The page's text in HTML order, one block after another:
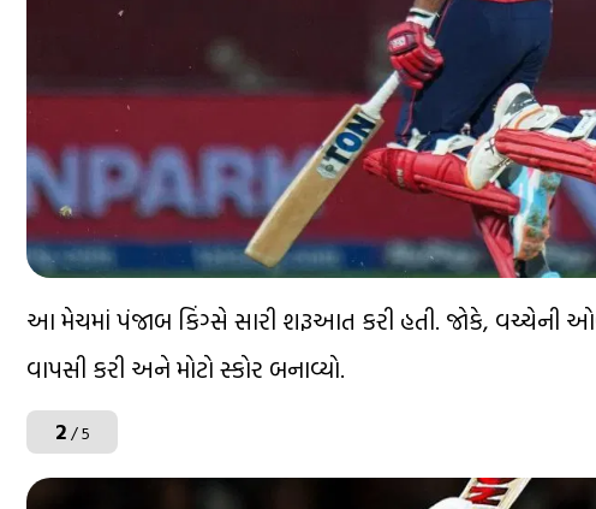
આ મેચમાં પંજાબ કિંગ્સે સારી શરૂઆત કરી હતી. જોકે, વચ્ચેની
વાપસી કરી અને મોટો સ્કોર બનાવ્યો.
2/ 5